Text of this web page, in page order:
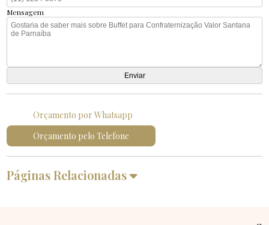
Mensagem
Orçamento por Whatsapp
Orçamento pelo Telefone
Páginas Relacionadas